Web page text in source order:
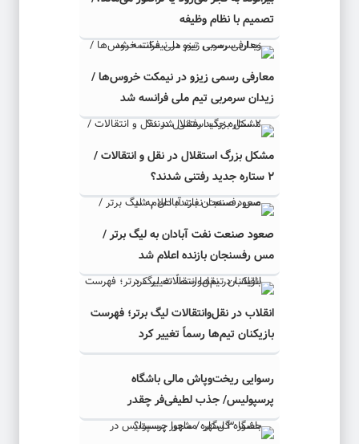
تصمیم با نظام وظیفه
معارفی رسمی زیزو در نیمکت خروس‌ها /
زیدان سرمربی تیم ملی فرانسه شد
مشکل بزرگ استقلال در نقل و انتقالات /
۲ ستاره جدید رفتنی شدند؟
صعود صنعت نفت آبادان به لیگ برتر /
مس رفسنجان بازنده اعلام شد
انقلاب در نقل‌وانتقالات لیگ برتر؛ فهرست
بازیکنان تیم‌ها رسماً تغییر کرد
رسوایی ریخت‌وپاش مالی باشگاه
پرسپولیس/ جذب لطیفی‌فر چقدر
می‌ارزید؟